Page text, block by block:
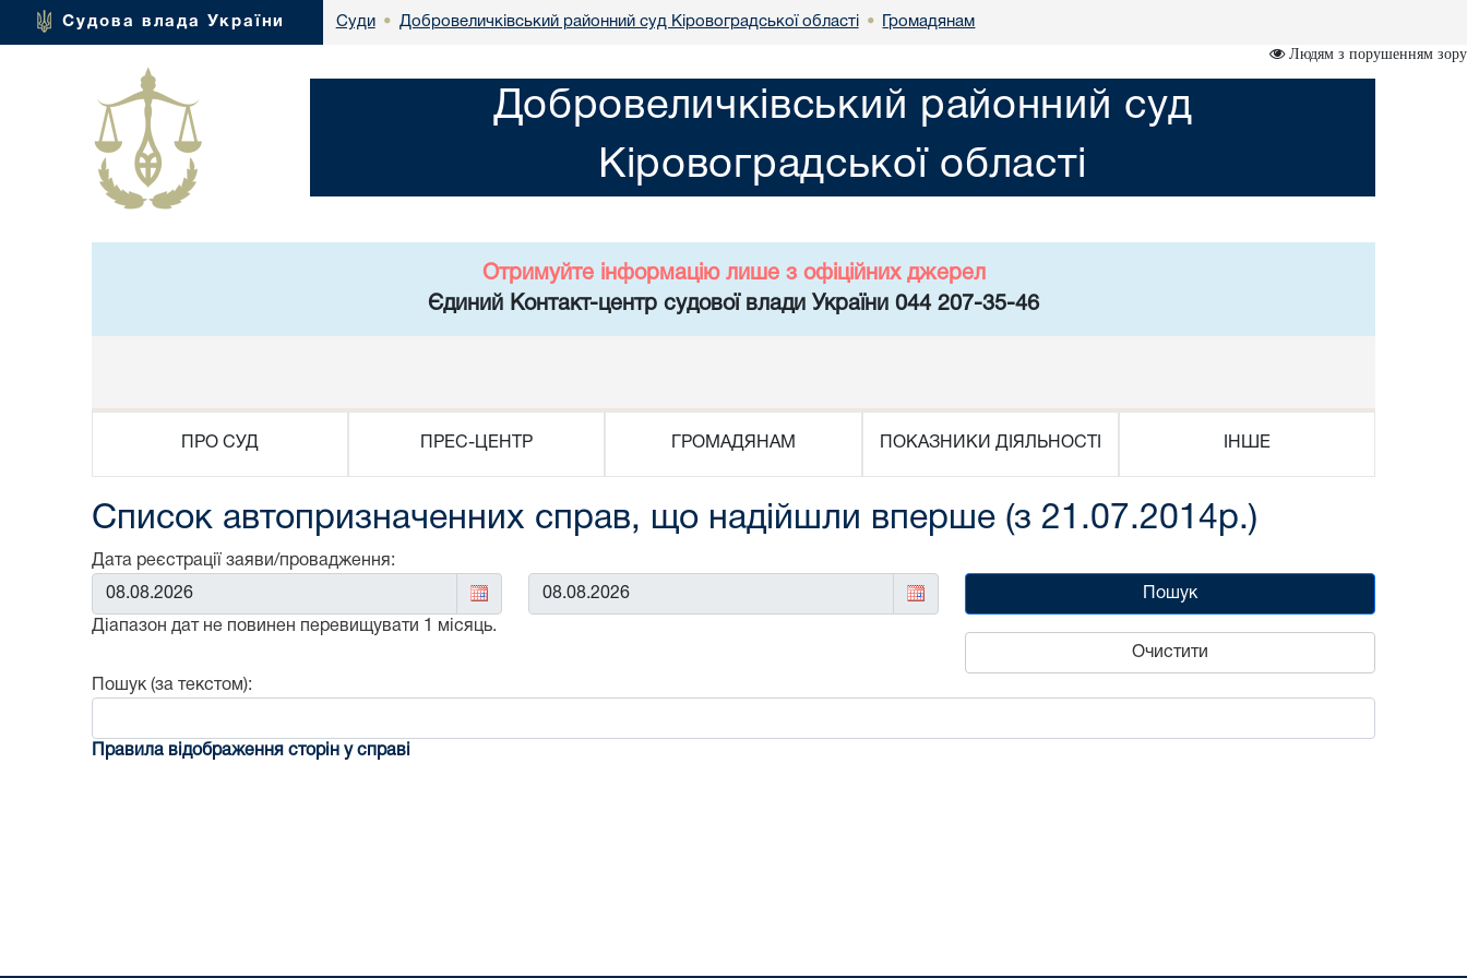
Судова влада України Суди • Добровеличківський районний суд Кіровоградської області • Громадянам
Людям з порушенням зору
Добровеличківський районний суд
Кіровоградської області
Отримуйте інформацію лише з офіційних джерел
Єдиний Контакт-центр судової влади України 044 207-35-46
ПРО СУД ПРЕС-ЦЕНТР ГРОМАДЯНАМ ПОКАЗНИКИ ДІЯЛЬНОСТІ ІНШЕ
Список автопризначенних справ, що надійшли вперше (з 21.07.2014р.)
Дата реєстрації заяви/провадження:
Від: До:
Діапазон дат не повинен перевищувати 1 місяць.
Пошук
Очистити
Пошук (за текстом):
Правила відображення сторін у справі